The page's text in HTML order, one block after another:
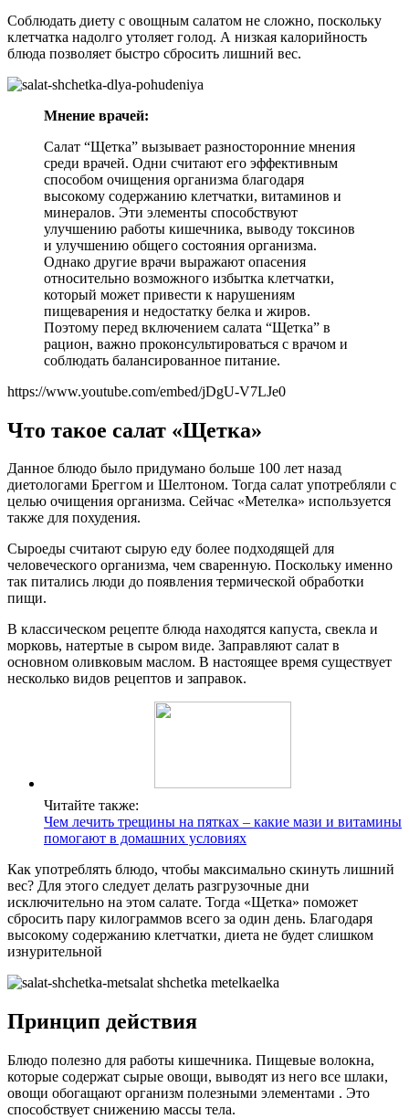
Соблюдать диету с овощным салатом не сложно, поскольку
клетчатка надолго утоляет голод. А низкая калорийность
блюда позволяет быстро сбросить лишний вес.
Мнение врачей:
Салат “Щетка” вызывает разносторонние мнения
среди врачей. Одни считают его эффективным
способом очищения организма благодаря
высокому содержанию клетчатки, витаминов и
минералов. Эти элементы способствуют
улучшению работы кишечника, выводу токсинов
и улучшению общего состояния организма.
Однако другие врачи выражают опасения
относительно возможного избытка клетчатки,
который может привести к нарушениям
пищеварения и недостатку белка и жиров.
Поэтому перед включением салата “Щетка” в
рацион, важно проконсультироваться с врачом и
соблюдать балансированное питание.
https://www.youtube.com/embed/jDgU-V7LJe0
Что такое салат «Щетка»
Данное блюдо было придумано больше 100 лет назад
диетологами Бреггом и Шелтоном. Тогда салат употребляли с
целью очищения организма. Сейчас «Метелка» используется
также для похудения.
Сыроеды считают сырую еду более подходящей для
человеческого организма, чем сваренную. Поскольку именно
так питались люди до появления термической обработки
пищи.
В классическом рецепте блюда находятся капуста, свекла и
морковь, натертые в сыром виде. Заправляют салат в
основном оливковым маслом. В настоящее время существует
несколько видов рецептов и заправок.
Читайте также:
Чем лечить трещины на пятках – какие мази и витамины
помогают в домашних условиях
Как употреблять блюдо, чтобы максимально скинуть лишний
вес? Для этого следует делать разгрузочные дни
исключительно на этом салате. Тогда «Щетка» поможет
сбросить пару килограммов всего за один день. Благодаря
высокому содержанию клетчатки, диета не будет слишком
изнурительной
Принцип действия
Блюдо полезно для работы кишечника. Пищевые волокна,
которые содержат сырые овощи, выводят из него все шлаки,
овощи обогащают организм полезными элементами . Это
способствует снижению массы тела.